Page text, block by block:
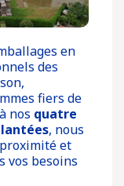
en
des
fiers de
nos quatre
, nous
et
vos besoins